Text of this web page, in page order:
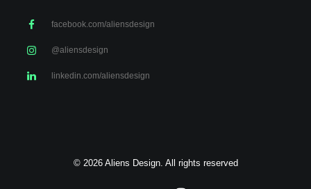
facebook.com/aliensdesign
@aliensdesign
linkedin.com/aliensdesign
© 2026 Aliens Design. All rights reserved